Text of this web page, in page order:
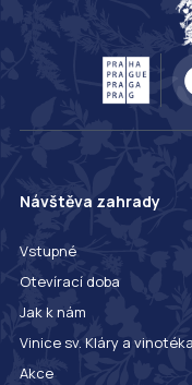
Návštěva zahrady
Vstupné
Otevírací doba
Jak k nám
Vinice sv. Kláry a vinotéka
Akce